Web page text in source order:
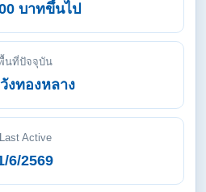
บาทขึ้นไป
นที่ปัจจุบัน
งทองหลาง
Last Active
6/2569